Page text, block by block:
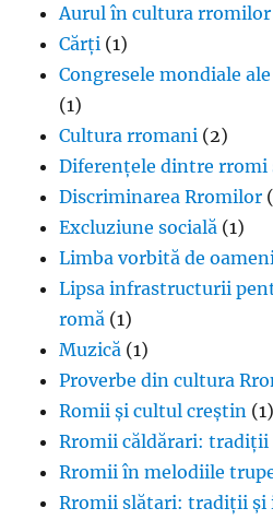
Aurul în cultura rromilor
Cărți (1)
Congresele mondiale
(1)
Cultura rromani (2)
Diferențele dintre rromi
Discriminarea Rromilor
Excluziune socială (1)
Limba vorbită de
Lipsa infrastructurii
romă (1)
Muzică (1)
Proverbe din cultura
Romii și cultul creștin (1)
Rromii căldărari: tradiții
Rromii în melodiile
Rromii slătari: tradiții și